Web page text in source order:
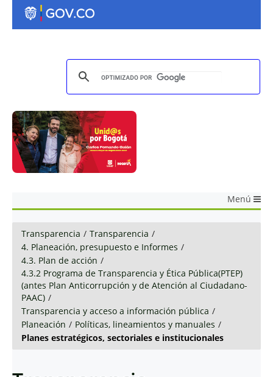
Menú
Transparencia / Transparencia /
4. Planeación, presupuesto e Informes /
4.3. Plan de acción /
4.3.2 Programa de Transparencia y Ética Pública(PTEP)
(antes Plan Anticorrupción y de Atención al Ciudadano-
PAAC) /
Transparencia y acceso a información pública /
Planeación / Políticas, lineamientos y manuales /
Planes estratégicos, sectoriales e institucionales